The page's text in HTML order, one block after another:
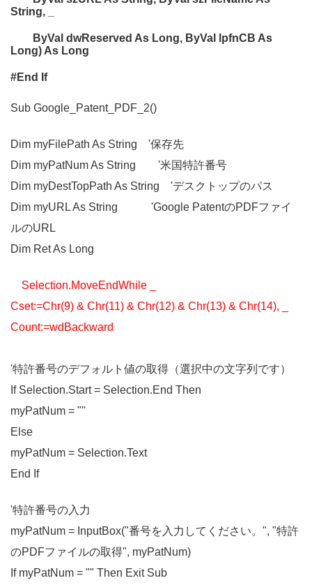
String, _
ByVal dwReserved As Long, ByVal lpfnCB As
Long) As Long
#End If
Sub Google_Patent_PDF_2()
Dim myFilePath As String '保存先
Dim myPatNum As String '米国特許番号
Dim myDestTopPath As String 'デスクトップのパス
Dim myURL As String 'Google PatentのPDFファイ
ルのURL
Dim Ret As Long
Selection.MoveEndWhile _
Cset:=Chr(9) & Chr(11) & Chr(12) & Chr(13) & Chr(14), _
Count:=wdBackward
'特許番号のデフォルト値の取得（選択中の文字列です）
If Selection.Start = Selection.End Then
myPatNum = ""
Else
myPatNum = Selection.Text
End If
'特許番号の入力
myPatNum = InputBox("番号を入力してください。", "特許
のPDFファイルの取得", myPatNum)
If myPatNum = "" Then Exit Sub